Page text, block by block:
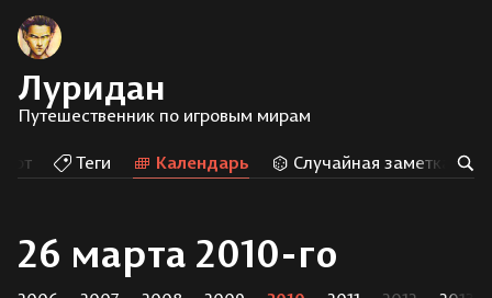
Луридан
Путешественник по игровым мирам
Арт Теги Календарь Случайная заметка
26 марта 2010-го